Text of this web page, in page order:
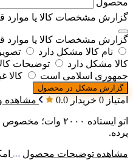
گزارش مشخصات کالا یا موارد
گزارش مشخصات کالا یا موارد
نام کالا مشکل دارد
کالا مشکل دارد
توضیحات
جمهوری اسلامی است
کالا
گزارش مشکل در محصول
امتیاز 0 خریدار 0.0 مشاهده
اتو ایستاده ۲۰۰۰
پرده.
مشاهده توضیحات محصول